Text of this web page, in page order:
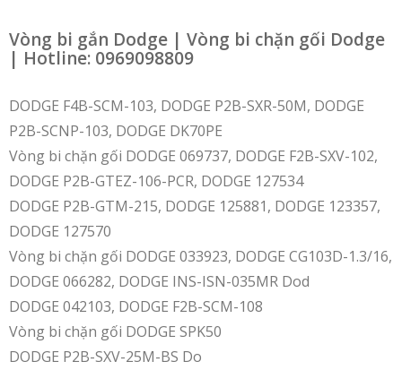
Vòng bi gắn Dodge | Vòng bi chặn gối Dodge
| Hotline: 0969098809
DODGE F4B-SCM-103, DODGE P2B-SXR-50M, DODGE
P2B-SCNP-103, DODGE DK70PE
Vòng bi chặn gối DODGE 069737, DODGE F2B-SXV-102,
DODGE P2B-GTEZ-106-PCR, DODGE 127534
DODGE P2B-GTM-215, DODGE 125881, DODGE 123357,
DODGE 127570
Vòng bi chặn gối DODGE 033923, DODGE CG103D-1.3/16,
DODGE 066282, DODGE INS-ISN-035MR Dod
DODGE 042103, DODGE F2B-SCM-108
Vòng bi chặn gối DODGE SPK50
DODGE P2B-SXV-25M-BS Do